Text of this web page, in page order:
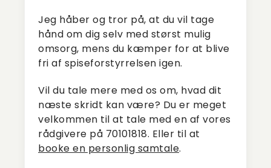
Jeg håber og tror på, at du vil tage
hånd om dig selv med størst mulig
omsorg, mens du kæmper for at blive
fri af spiseforstyrrelsen igen.
Vil du tale mere med os om, hvad dit
næste skridt kan være? Du er meget
velkommen til at tale med en af vores
rådgivere på 70101818. Eller til at
booke en personlig samtale.